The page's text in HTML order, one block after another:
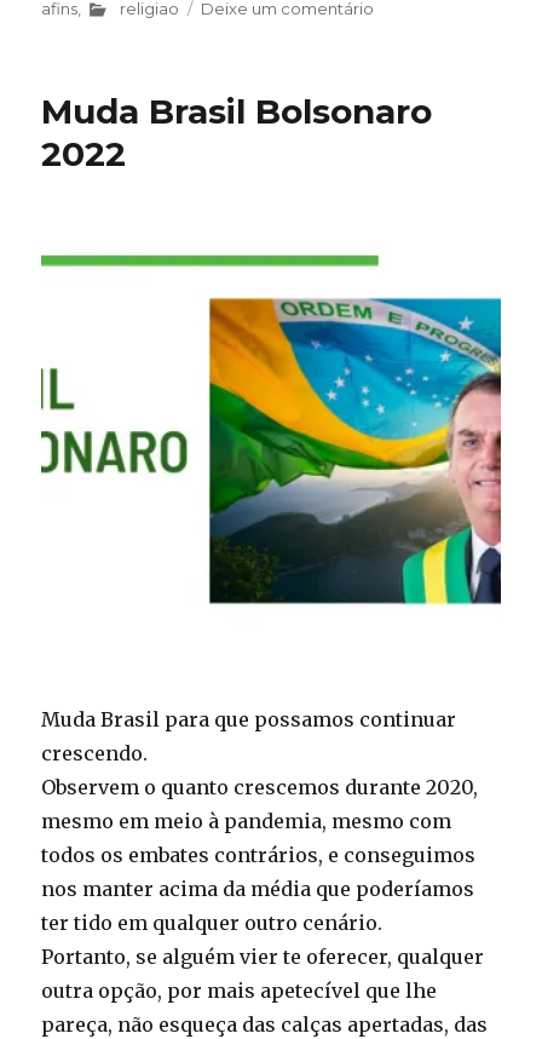
afins
religiao Deixe um comentário
suas
Muda Brasil Bolsonaro
2022
Muda Brasil para que possamos continuar
crescendo.
Observem o quanto crescemos durante 2020,
mesmo em meio à pandemia, mesmo com
todos os embates contrários, e conseguimos
nos manter acima da média que poderíamos
ter tido em qualquer outro cenário.
Portanto, se alguém vier te oferecer, qualquer
outra opção, por mais apetecível que lhe
pareça, não esqueça das calças apertadas, das